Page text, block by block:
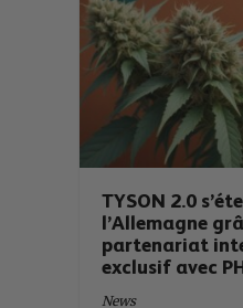
TYSON 2.0
l’Allemagne
partenariat
exclusif avec
News